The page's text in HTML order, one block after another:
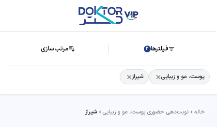
فیلترها 2 مرتب‌سازی
پوست، مو و زیبایی شیراز
خانه نوبت‌دهی حضوری پوست، مو و زیبایی شیراز